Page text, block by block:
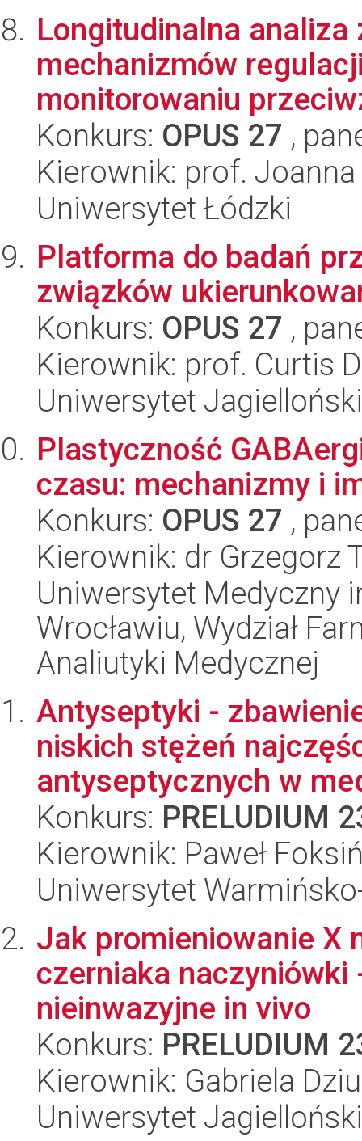
Longitudinalna
mechanizmów
monitorowaniu
Konkurs: OPUS 27 ,
Kierownik: prof. Joanna
Uniwersytet Łódzki
Platforma do badań
związków
Konkurs: OPUS 27 ,
Kierownik: prof. Curtis
Uniwersytet Jagielloński
Plastyczność
czasu: mechanizmy i
Konkurs: OPUS 27 ,
Kierownik: dr Grzegorz
Uniwersytet Medyczny
Wrocławiu, Wydział
Analiutyki Medycznej
Antyseptyki -
niskich stężeń
antyseptycznych w
Konkurs: PRELUDIUM
Kierownik: Paweł
Uniwersytet
Jak promieniowanie X
czerniaka
nieinwazyjne in vivo
Konkurs: PRELUDIUM
Kierownik: Gabriela
Uniwersytet Jagielloński